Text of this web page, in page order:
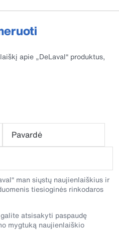
apie „DeLaval“ produktus,
Pavardė
man siųstų naujienlaiškius ir
tiesioginės rinkodaros
atsisakyti paspaudę
mygtuką naujienlaiškio